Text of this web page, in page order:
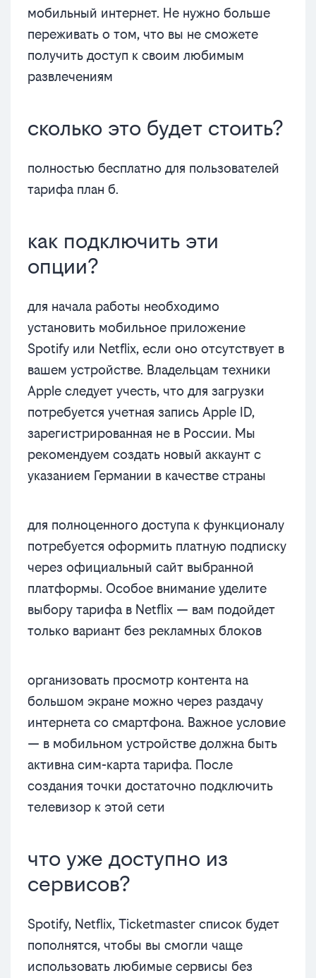
мобильный интернет. Не нужно больше
переживать о том, что вы не сможете
получить доступ к своим любимым
развлечениям
сколько это будет стоить?
полностью бесплатно для пользователей
тарифа план б.
как подключить эти
опции?
для начала работы необходимо
установить мобильное приложение
Spotify или Netflix, если оно отсутствует в
вашем устройстве. Владельцам техники
Apple следует учесть, что для загрузки
потребуется учетная запись Apple ID,
зарегистрированная не в России. Мы
рекомендуем создать новый аккаунт с
указанием Германии в качестве страны
для полноценного доступа к функционалу
потребуется оформить платную подписку
через официальный сайт выбранной
платформы. Особое внимание уделите
выбору тарифа в Netflix — вам подойдет
только вариант без рекламных блоков
организовать просмотр контента на
большом экране можно через раздачу
интернета со смартфона. Важное условие
— в мобильном устройстве должна быть
активна сим-карта тарифа. После
создания точки достаточно подключить
телевизор к этой сети
что уже доступно из
сервисов?
Spotify, Netflix, Ticketmaster список будет
пополнятся, чтобы вы смогли чаще
использовать любимые сервисы без